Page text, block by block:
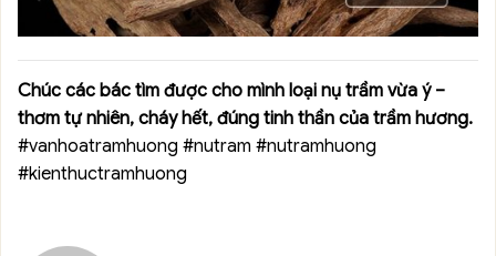
Chúc các bác tìm được cho mình loại nụ trầm vừa ý –
thơm tự nhiên, cháy hết, đúng tinh thần của trầm hương.
#vanhoatramhuong #nutram #nutramhuong
#kienthuctramhuong